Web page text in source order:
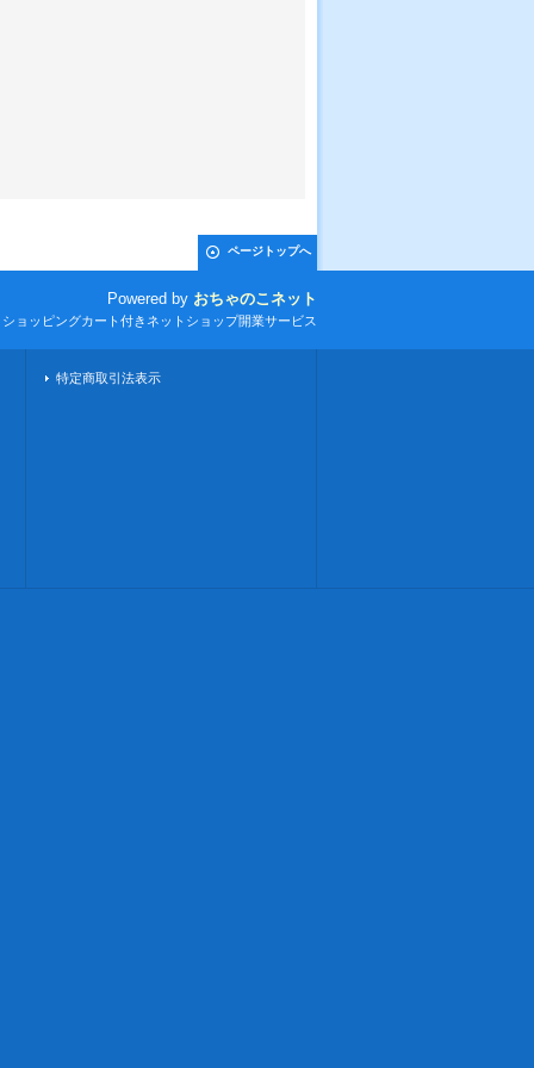
ページトップへ
Powered by おちゃのこネット
ョッピングカート付きネットショップ開業サービス
特定商取引法表示